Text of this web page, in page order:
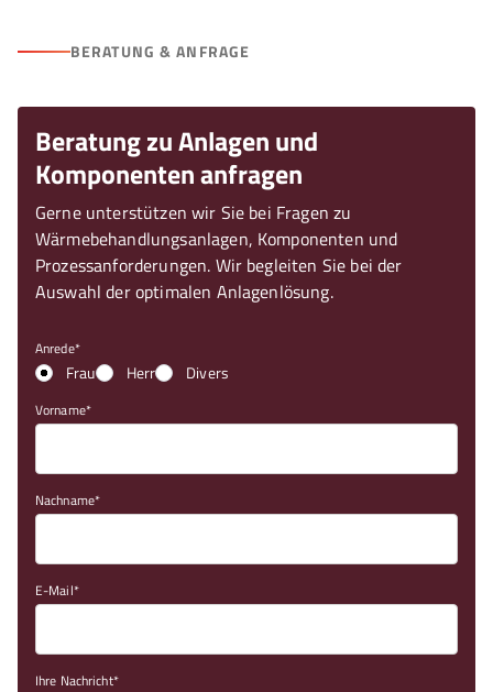
BERATUNG & ANFRAGE
Beratung zu Anlagen und
Komponenten anfragen
Gerne unterstützen wir Sie bei Fragen zu
Wärmebehandlungsanlagen, Komponenten und
Prozessanforderungen. Wir begleiten Sie bei der
Auswahl der optimalen Anlagenlösung.
Anrede
Frau Herr Divers
Vorname
Nachname
E-Mail
Ihre Nachricht